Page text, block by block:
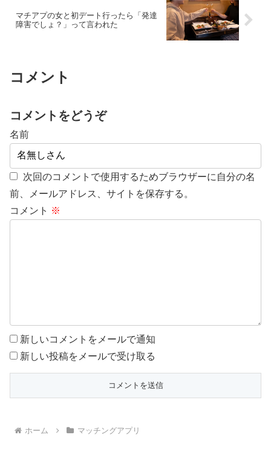
マチアプの女と初デート行ったら「発達
障害でしょ？」って言われた
コメント
コメントをどうぞ
名前
次回のコメントで使用するためブラウザーに自分の名
前、メールアドレス、サイトを保存する。
コメント ※
新しいコメントをメールで通知
新しい投稿をメールで受け取る
ホーム マッチングアプリ